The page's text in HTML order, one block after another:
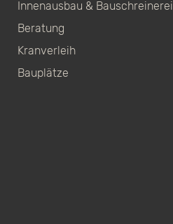
Innenausbau & Bauschreinerei
Beratung
Kranverleih
Bauplätze